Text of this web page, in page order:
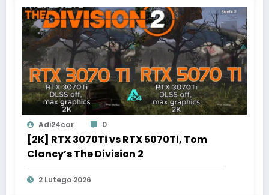
Adi24car 0
[2K] RTX 3070Ti vs RTX 5070Ti, Tom
Clancy’s The Division 2
2 Lutego 2026